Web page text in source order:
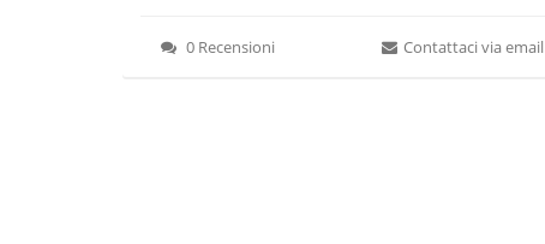
0 Recensioni Contattaci via email